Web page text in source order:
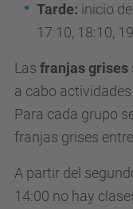
Tarde: inicio
17:10, 18:10,
Las franjas grises
a cabo
Para cada grupo
franjas grises
A partir del
14:00 no hay